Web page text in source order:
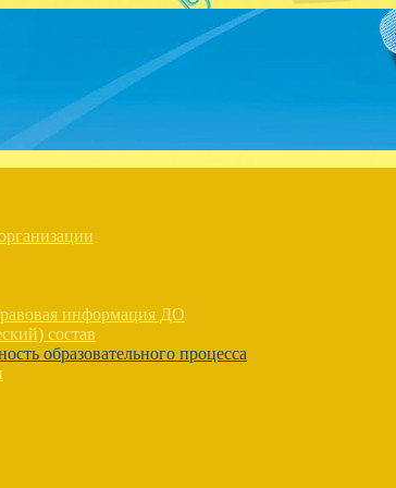
информация ДО
состав
образовательного процесса